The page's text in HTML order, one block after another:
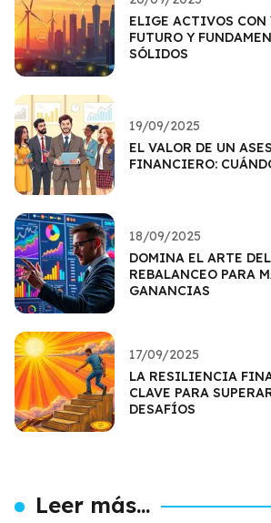
ELIGE ACTIVOS
FUTURO Y
SÓLIDOS
19/09/2025
EL VALOR DE UN
FINANCIERO:
18/09/2025
DOMINA EL ARTE DEL
REBALANCEO PARA
GANANCIAS
17/09/2025
LA RESILIENCIA
CLAVE PARA
DESAFÍOS
Leer más...